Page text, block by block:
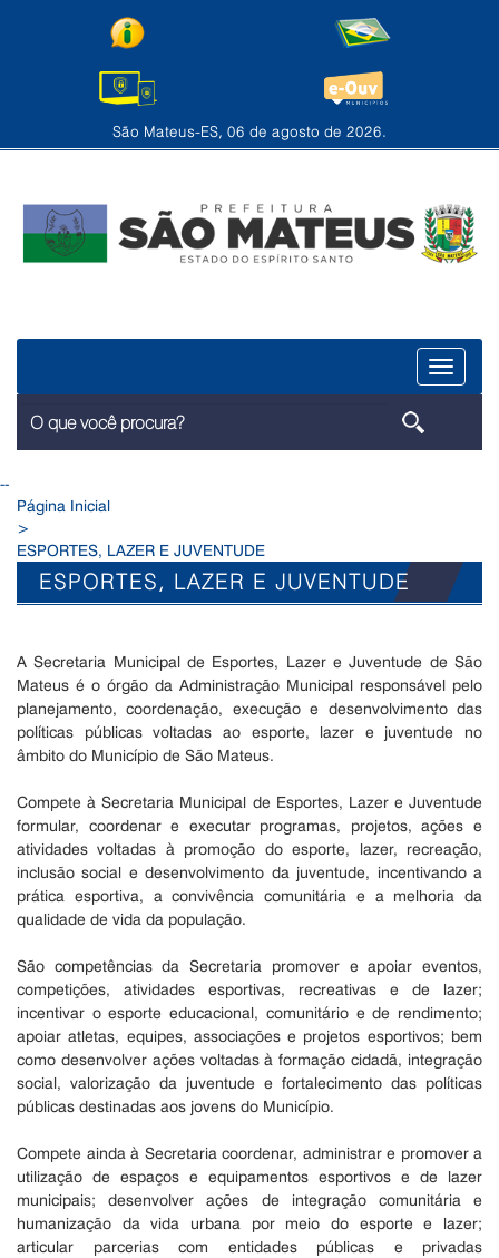
São Mateus-ES, 06 de agosto de 2026.
Menu
--
Página Inicial
>
ESPORTES, LAZER E JUVENTUDE
ESPORTES, LAZER E JUVENTUDE
A Secretaria Municipal de Esportes, Lazer e Juventude de São
Mateus é o órgão da Administração Municipal responsável pelo
planejamento, coordenação, execução e desenvolvimento das
políticas públicas voltadas ao esporte, lazer e juventude no
âmbito do Município de São Mateus.
Compete à Secretaria Municipal de Esportes, Lazer e Juventude
formular, coordenar e executar programas, projetos, ações e
atividades voltadas à promoção do esporte, lazer, recreação,
inclusão social e desenvolvimento da juventude, incentivando a
prática esportiva, a convivência comunitária e a melhoria da
qualidade de vida da população.
São competências da Secretaria promover e apoiar eventos,
competições, atividades esportivas, recreativas e de lazer;
incentivar o esporte educacional, comunitário e de rendimento;
apoiar atletas, equipes, associações e projetos esportivos; bem
como desenvolver ações voltadas à formação cidadã, integração
social, valorização da juventude e fortalecimento das políticas
públicas destinadas aos jovens do Município.
Compete ainda à Secretaria coordenar, administrar e promover a
utilização de espaços e equipamentos esportivos e de lazer
municipais; desenvolver ações de integração comunitária e
humanização da vida urbana por meio do esporte e lazer;
articular parcerias com entidades públicas e privadas